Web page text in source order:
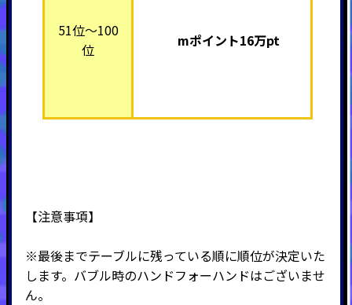
51位～100
位
mポイント16万pt
【注意事項】
※最後までテーブルに残っている順に順位が決定いた
します。バブル時のハンドフォーハンドはございませ
ん。